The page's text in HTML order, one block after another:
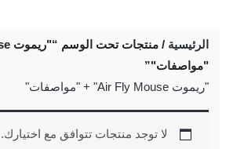
الرئيسية
"مواصفات"”
"ريموت Air Fly Mouse" + "مواصفات"
لا توجد منتجات تتوافق مع اختيارك.